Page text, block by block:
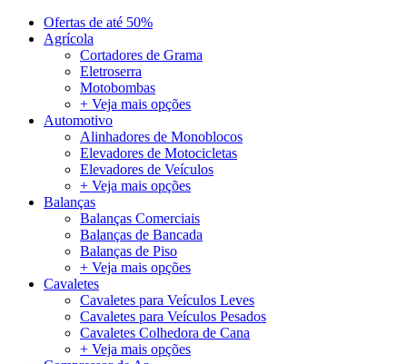
Ofertas de até 50%
Agrícola
Cortadores de Grama
Eletroserra
Motobombas
+ Veja mais opções
Automotivo
Alinhadores de Monoblocos
Elevadores de Motocicletas
Elevadores de Veículos
+ Veja mais opções
Balanças
Balanças Comerciais
Balanças de Bancada
Balanças de Piso
+ Veja mais opções
Cavaletes
Cavaletes para Veículos Leves
Cavaletes para Veículos Pesados
Cavaletes Colhedora de Cana
+ Veja mais opções